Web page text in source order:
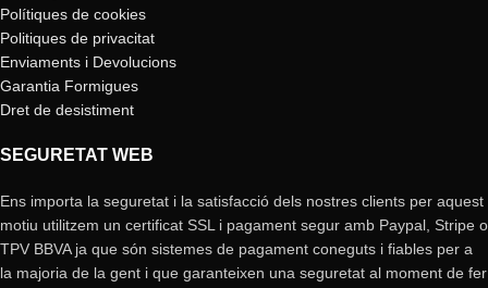
Polítiques de cookies
Politiques de privacitat
Enviaments i Devolucions
Garantia Formigues
Dret de desistiment
SEGURETAT WEB
Ens importa la seguretat i la satisfacció dels nostres clients per aquest
motiu utilitzem un certificat SSL i pagament segur amb Paypal, Stripe o
TPV BBVA ja que són sistemes de pagament coneguts i fiables per a
la majoria de la gent i que garanteixen una seguretat al moment de fer